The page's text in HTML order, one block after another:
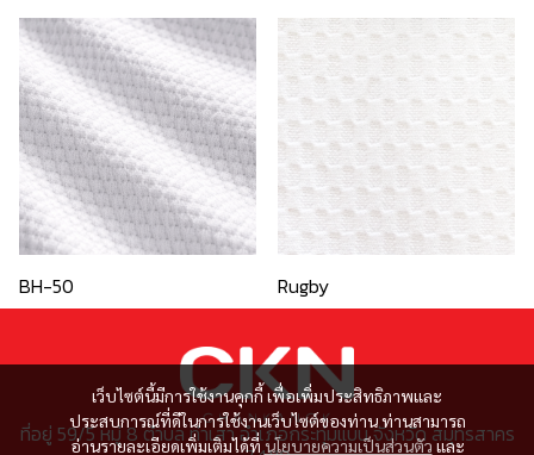
BH-50 Rugby
เว็บไซต์นี้มีการใช้งานคุกกี้ เพื่อเพิ่มประสิทธิภาพและ
ประสบการณ์ที่ดีในการใช้งานเว็บไซต์ของท่าน ท่านสามารถ
อ่านรายละเอียดเพิ่มเติมได้ที่นโยบายความเป็นส่วนตัวและ
ที่อยู่ 59/5 หมู่ 8 ตำบล ท่าเสา อำเภอกระทุ่มแบน จังหวัด สมุทรสาคร